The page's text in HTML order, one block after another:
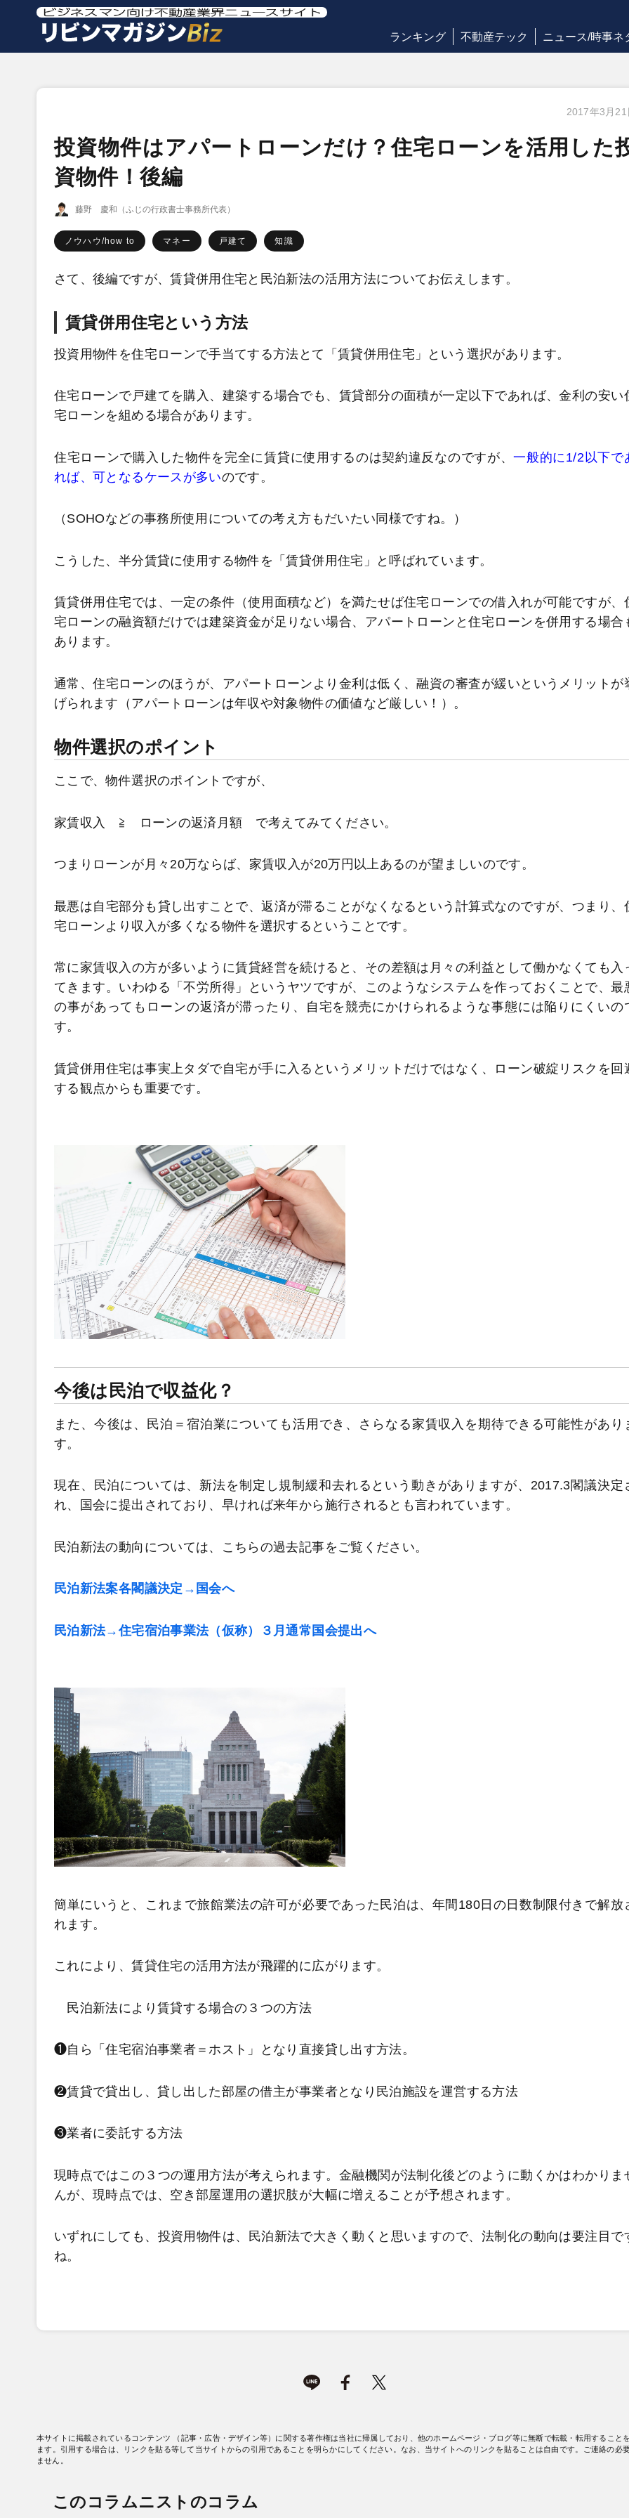
ランキング 不動産テック ニュース/時事ネ
2017年3月21
投資物件はアパートローンだけ？住宅ローンを活用した
資物件！後編
藤野 慶和（ふじの行政書士事務所代表）
ノウハウ/how to マネー 戸建て 知識
さて、後編ですが、賃貸併用住宅と民泊新法の活用方法についてお伝えします。
賃貸併用住宅という方法
投資用物件を住宅ローンで手当てする方法とて「賃貸併用住宅」という選択があります。
住宅ローンで戸建てを購入、建築する場合でも、賃貸部分の面積が一定以下であれば、金利の安い
宅ローンを組める場合があります。
住宅ローンで購入した物件を完全に賃貸に使用するのは契約違反なのですが、一般的に1/2以下で
れば、可となるケースが多いのです。
（SOHOなどの事務所使用についての考え方もだいたい同様ですね。）
こうした、半分賃貸に使用する物件を「賃貸併用住宅」と呼ばれています。
賃貸併用住宅では、一定の条件（使用面積など）を満たせば住宅ローンでの借入れが可能ですが、
宅ローンの融資額だけでは建築資金が足りない場合、アパートローンと住宅ローンを併用する場合
あります。
通常、住宅ローンのほうが、アパートローンより金利は低く、融資の審査が緩いというメリットが
げられます（アパートローンは年収や対象物件の価値など厳しい！）。
物件選択のポイント
ここで、物件選択のポイントですが、
家賃収入 ≧ ローンの返済月額 で考えてみてください。
つまりローンが月々20万ならば、家賃収入が20万円以上あるのが望ましいのです。
最悪は自宅部分も貸し出すことで、返済が滞ることがなくなるという計算式なのですが、つまり、
宅ローンより収入が多くなる物件を選択するということです。
常に家賃収入の方が多いように賃貸経営を続けると、その差額は月々の利益として働かなくても入
てきます。いわゆる「不労所得」というヤツですが、このようなシステムを作っておくことで、最
の事があってもローンの返済が滞ったり、自宅を競売にかけられるような事態には陥りにくいの
す。
賃貸併用住宅は事実上タダで自宅が手に入るというメリットだけではなく、ローン破綻リスクを回
する観点からも重要です。
今後は民泊で収益化？
また、今後は、民泊＝宿泊業についても活用でき、さらなる家賃収入を期待できる可能性があり
す。
現在、民泊については、新法を制定し規制緩和去れるという動きがありますが、2017.3閣議決定
れ、国会に提出されており、早ければ来年から施行されるとも言われています。
民泊新法の動向については、こちらの過去記事をご覧ください。
民泊新法案各閣議決定→国会へ
民泊新法→住宅宿泊事業法（仮称）３月通常国会提出へ
簡単にいうと、これまで旅館業法の許可が必要であった民泊は、年間180日の日数制限付きで解放
れます。
これにより、賃貸住宅の活用方法が飛躍的に広がります。
民泊新法により賃貸する場合の３つの方法
❶自ら「住宅宿泊事業者＝ホスト」となり直接貸し出す方法。
❷賃貸で貸出し、貸し出した部屋の借主が事業者となり民泊施設を運営する方法
❸業者に委託する方法
現時点ではこの３つの運用方法が考えられます。金融機関が法制化後どのように動くかはわかりま
んが、現時点では、空き部屋運用の選択肢が大幅に増えることが予想されます。
いずれにしても、投資用物件は、民泊新法で大きく動くと思いますので、法制化の動向は要注目で
ね。
本サイトに掲載されているコンテンツ （記事・広告・デザイン等）に関する著作権は当社に帰属しており、他のホームページ・ブログ等に無断で転載・転用すること
ます。引用する場合は、リンクを貼る等して当サイトからの引用であることを明らかにしてください。なお、当サイトへのリンクを貼ることは自由です。ご連絡の必
ません。
このコラムニストのコラム